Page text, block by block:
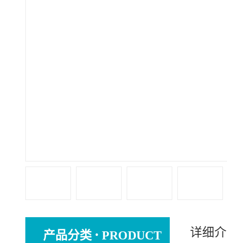
产品分类 · PRODUCT 详细